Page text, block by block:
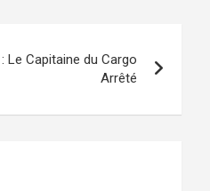
Le Capitaine du Cargo
Arrêté